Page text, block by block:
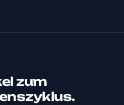
zum